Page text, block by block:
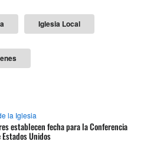
Iglesia Local
la Iglesia
establecen fecha para la Conferencia
Unidos